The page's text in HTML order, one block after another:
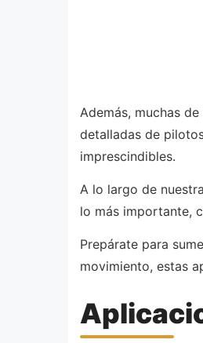
Además, muchas
detalladas de
imprescindibles.
A lo largo de
lo más importante,
Prepárate para
movimiento, estas